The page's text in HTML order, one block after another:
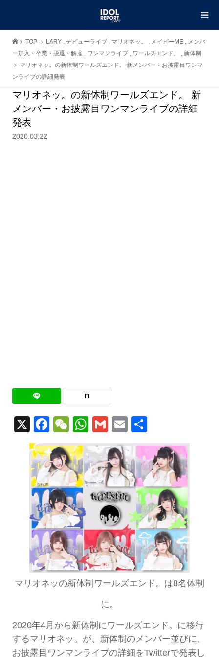
TOP LARY , デビューライブ , マリオネッ。 , メイビーME , メンバ
ー加入・卒業・脱退・解雇 , ワンマンライブ , ワールズエンド。 , 新体制
マリオネッ。の新体制ワールズエンド。 新メンバー・お披露目ワンマ
ンライブの詳細発表
マリオネッ。の新体制ワールズエンド。 新
メンバー・お披露目ワンマンライブの詳細
発表
2020.03.22
X Facebook
WeChat
WhatsApp
GmailEmail
有
マリオネッの新体制ワールズエンド。は8名体制
に。
2020年4月から新体制にワールズエンド。に移行
するマリオネッ。が、新体制のメンバー並びに、
お披露目ワンマンライブの詳細をTwitterで発表し